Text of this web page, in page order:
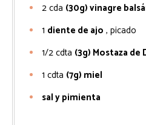
2cda (30g) vinagre
1 diente de ajo , picado
1/2cdta (3g) Mostaza de
1 cdta (7g) miel
sal y pimienta